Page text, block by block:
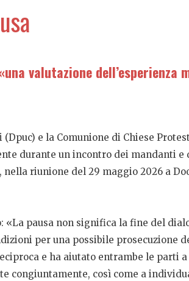
valutazione
e la Comunione di Chiese
durante un incontro dei mandanti
riunione del 29 maggio 2026 a
«La pausa non significa la fine del
per una possibile prosecuzione
e ha aiutato entrambe le parti
congiuntamente, così come a